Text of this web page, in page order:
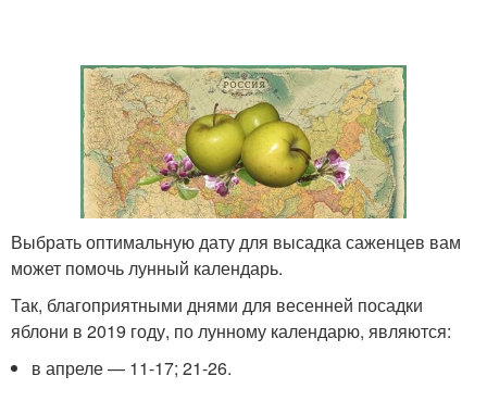
Выбрать оптимальную дату для высадка саженцев вам
может помочь лунный календарь.
Так, благоприятными днями для весенней посадки
яблони в 2019 году, по лунному календарю, являются:
в апреле — 11-17; 21-26.